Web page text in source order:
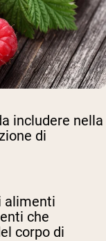
includere nella
di
alimenti
che
corpo di